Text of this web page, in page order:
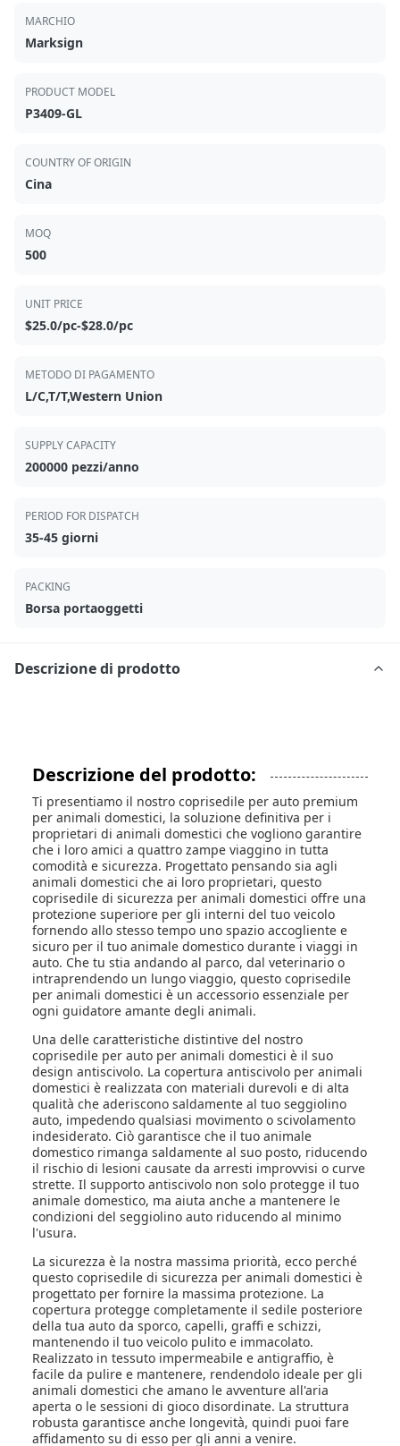
MARCHIO
Marksign
PRODUCT MODEL
P3409-GL
COUNTRY OF ORIGIN
Cina
MOQ
500
UNIT PRICE
$25.0/pc-$28.0/pc
METODO DI PAGAMENTO
L/C,T/T,Western Union
SUPPLY CAPACITY
200000 pezzi/anno
PERIOD FOR DISPATCH
35-45 giorni
PACKING
Borsa portaoggetti
Descrizione di prodotto
Descrizione del prodotto:
Ti presentiamo il nostro coprisedile per auto premium
per animali domestici, la soluzione definitiva per i
proprietari di animali domestici che vogliono garantire
che i loro amici a quattro zampe viaggino in tutta
comodità e sicurezza. Progettato pensando sia agli
animali domestici che ai loro proprietari, questo
coprisedile di sicurezza per animali domestici offre una
protezione superiore per gli interni del tuo veicolo
fornendo allo stesso tempo uno spazio accogliente e
sicuro per il tuo animale domestico durante i viaggi in
auto. Che tu stia andando al parco, dal veterinario o
intraprendendo un lungo viaggio, questo coprisedile
per animali domestici è un accessorio essenziale per
ogni guidatore amante degli animali.
Una delle caratteristiche distintive del nostro
coprisedile per auto per animali domestici è il suo
design antiscivolo. La copertura antiscivolo per animali
domestici è realizzata con materiali durevoli e di alta
qualità che aderiscono saldamente al tuo seggiolino
auto, impedendo qualsiasi movimento o scivolamento
indesiderato. Ciò garantisce che il tuo animale
domestico rimanga saldamente al suo posto, riducendo
il rischio di lesioni causate da arresti improvvisi o curve
strette. Il supporto antiscivolo non solo protegge il tuo
animale domestico, ma aiuta anche a mantenere le
condizioni del seggiolino auto riducendo al minimo
l'usura.
La sicurezza è la nostra massima priorità, ecco perché
questo coprisedile di sicurezza per animali domestici è
progettato per fornire la massima protezione. La
copertura protegge completamente il sedile posteriore
della tua auto da sporco, capelli, graffi e schizzi,
mantenendo il tuo veicolo pulito e immacolato.
Realizzato in tessuto impermeabile e antigraffio, è
facile da pulire e mantenere, rendendolo ideale per gli
animali domestici che amano le avventure all'aria
aperta o le sessioni di gioco disordinate. La struttura
robusta garantisce anche longevità, quindi puoi fare
affidamento su di esso per gli anni a venire.